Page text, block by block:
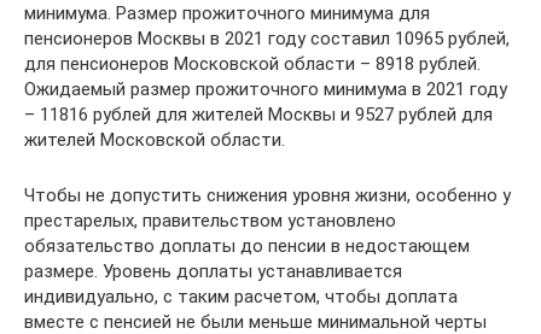
минимума. Размер прожиточного минимума для
пенсионеров Москвы в 2021 году составил 10965 рублей,
для пенсионеров Московской области – 8918 рублей.
Ожидаемый размер прожиточного минимума в 2021 году
– 11816 рублей для жителей Москвы и 9527 рублей для
жителей Московской области.
Чтобы не допустить снижения уровня жизни, особенно у
престарелых, правительством установлено
обязательство доплаты до пенсии в недостающем
размере. Уровень доплаты устанавливается
индивидуально, с таким расчетом, чтобы доплата
вместе с пенсией не были меньше минимальной черты